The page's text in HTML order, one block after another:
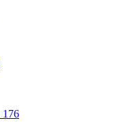
176